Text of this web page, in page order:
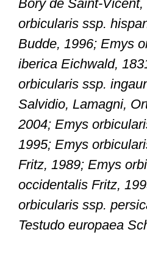
Bory de Saint-
orbicularis ssp.
Budde, 1996; Emys
iberica Eichwald,
orbicularis ssp.
Salvidio, Lamagni,
2004; Emys
1995; Emys
Fritz, 1989; Emys
occidentalis Fritz,
orbicularis ssp.
Testudo europaea